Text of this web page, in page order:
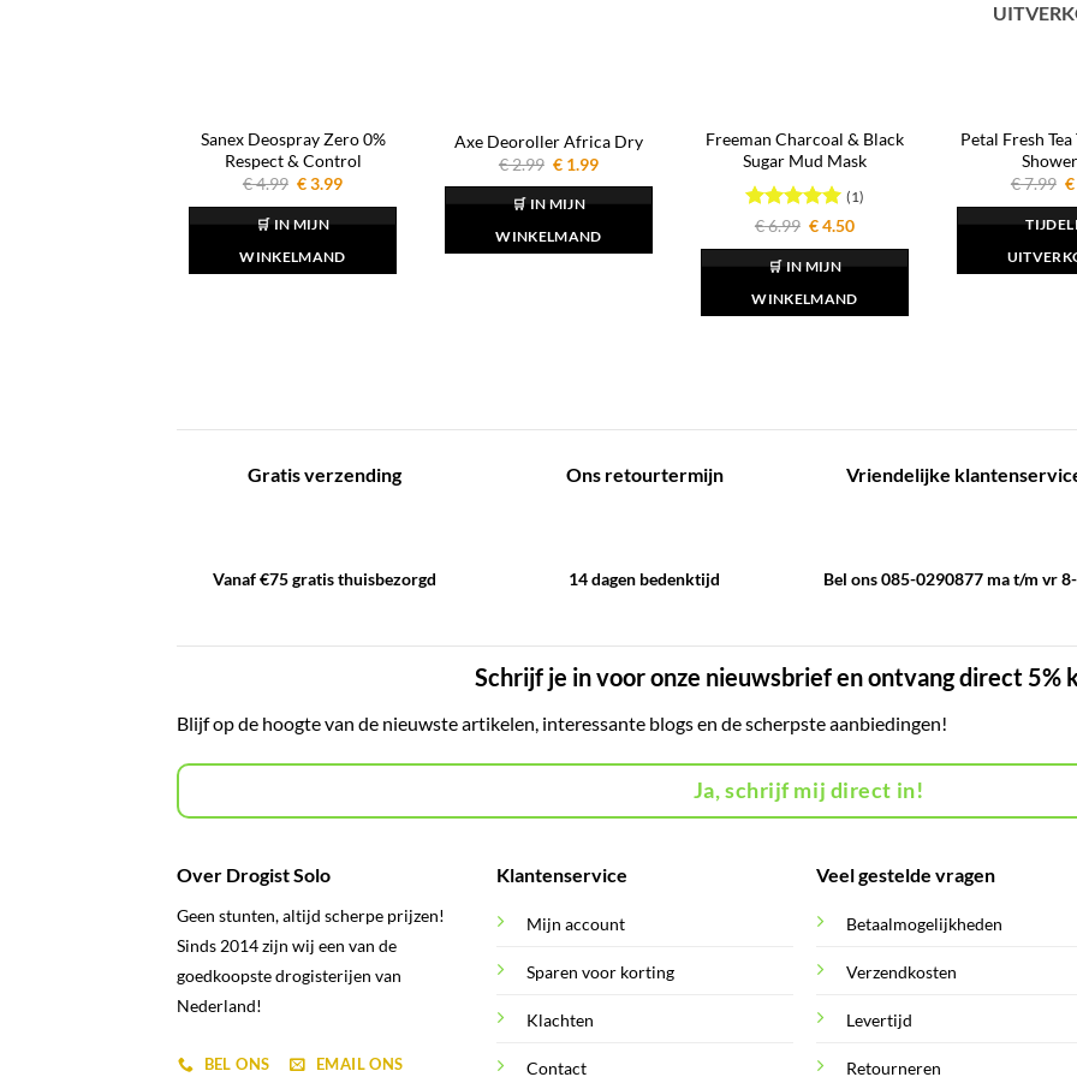
Sanex Deospray Zero 0%
Respect & Control
€4.99 Oorspronkelijke
was:
€ 4.99.
€3.99Huidige
🛒 IN MIJN
WINKELMAND
Axe Deoroller Africa Dry
€2.99 Oorspronkelijke
was:
€ 2.99.
€ 1.99Huidige
🛒 IN MIJN
WINKELMAND
Freeman Charcoal & Black
Sugar Mud Mask
Gewaardeerd
(1)
€6.99 Oorspronkelijke
was:
€ 6.99.
€4.50Huidige
🛒 IN MIJN
WINKELMAND
Petal Fresh
€7.99
€
€
Gratis verzending
Vanaf €75 gratis thuisbezorgd
Ons retourtermijn
14 dagen bedenktijd
Vriendelijke
Bel ons 085-0290877 ma t/m vr
Schrijf je in voor onze nieuwsbrief en ontvang direct 5%
Blijf op de hoogte van de nieuwste artikelen, interessante blogs en de scherpste aanbiedingen!
Ja, schrijf mij direct in!
Over Drogist Solo
Geen stunten, altijd scherpe prijzen!
Sinds 2014 zijn wij een van de
goedkoopste drogisterijen van
Nederland!
BEL ONS EMAIL ONS
Klantenservice
Mijn account
Sparen voor korting
Klachten
Contact
Veel gestelde vragen
Betaalmogelijkheden
Verzendkosten
Levertijd
Retourneren